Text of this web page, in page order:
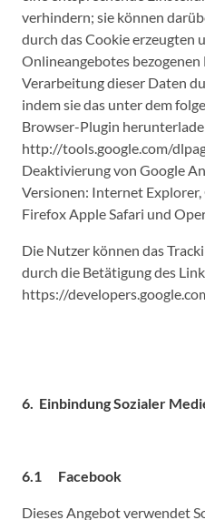
verhindern; sie können
durch das Cookie erzeugten
Onlineangebotes
Verarbeitung dieser Daten
indem sie das unter dem
Browser-Plugin
http://tools.google.com/
Deaktivierung von Google
Versionen: Internet
Firefox Apple Safari und
Die Nutzer können das
durch die Betätigung des
https://
6. Einbindung Sozialer
6.1 Facebook
Dieses Angebot verwendet